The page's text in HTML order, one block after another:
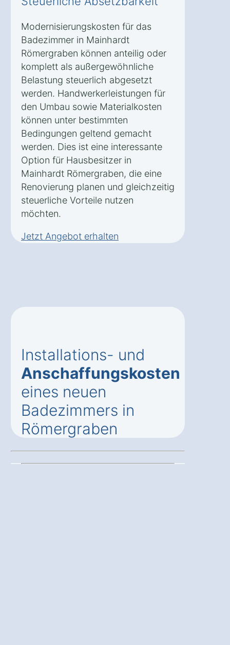
Modernisierungskosten für das
Badezimmer in Mainhardt
Römergraben können anteilig oder
komplett als außergewöhnliche
Belastung steuerlich abgesetzt
werden. Handwerkerleistungen für
den Umbau sowie Materialkosten
können unter bestimmten
Bedingungen geltend gemacht
werden. Dies ist eine interessante
Option für Hausbesitzer in
Mainhardt Römergraben, die eine
Renovierung planen und gleichzeitig
steuerliche Vorteile nutzen
möchten.
Jetzt Angebot erhalten
Installations- und
Anschaffungskosten
eines neuen
Badezimmers in
Römergraben